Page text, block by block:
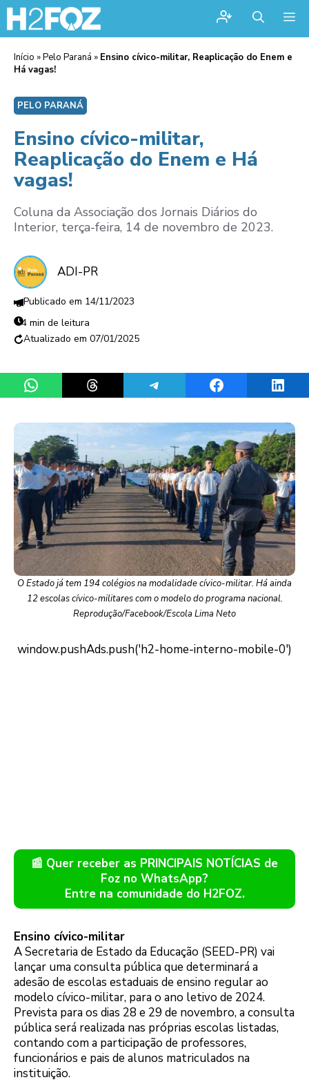
Início »Pelo Paraná » Ensino cívico-militar, Reaplicação do Enem e
Há vagas!
PELO PARANÁ
Ensino cívico-militar,
Reaplicação do Enem e Há
vagas!
Coluna da Associação dos Jornais Diários do
Interior, terça-feira, 14 de novembro de 2023.
ADI-PR
14/11/2023
4 min de leitura
07/01/2025
Share on WhatsAppShare on ThreadsShare on TelegramShare on Facebook
O Estado já tem 194 colégios na modalidade cívico-militar. Há ainda
12 escolas cívico-militares com o modelo do programa nacional.
Reprodução/Facebook/Escola Lima Neto
📰 Quer receber as PRINCIPAIS NOTÍCIAS de
Foz no WhatsApp?
Entre na comunidade do H2FOZ.
Ensino cívico-militar
A Secretaria de Estado da Educação (SEED-PR) vai
lançar uma consulta pública que determinará a
adesão de escolas estaduais de ensino regular ao
modelo cívico-militar, para o ano letivo de 2024.
Prevista para os dias 28 e 29 de novembro, a consulta
pública será realizada nas próprias escolas listadas,
contando com a participação de professores,
funcionários e pais de alunos matriculados na
instituição.